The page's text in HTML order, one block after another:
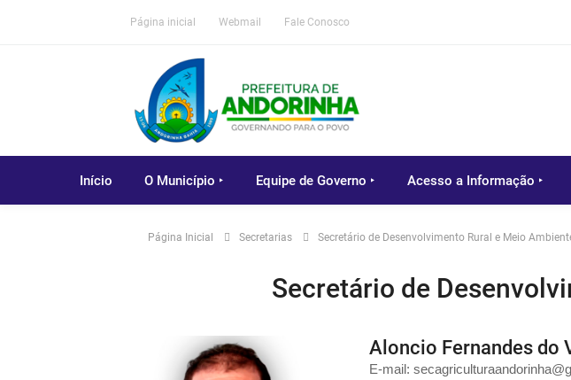
Página inicial Webmail Fale Conosco
Início O Município ‣ Equipe de Governo ‣ Acesso a Informação ‣
Página Inicial Secretarias Secretário de Desenvolvimento Rural e Meio
Secretário de
Aloncio Fernandes do
E-mail: